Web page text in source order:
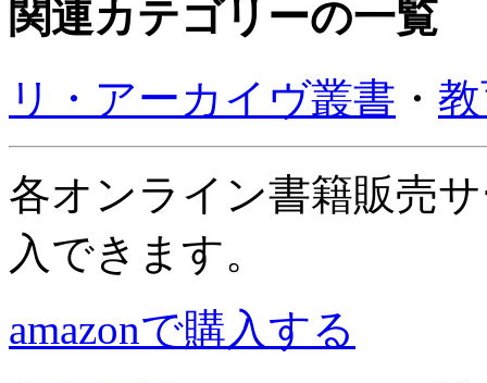
関連カテゴリーの一覧
リ・アーカイヴ叢書 ・
各オンライン書籍販売
入できます。
amazonで購入する